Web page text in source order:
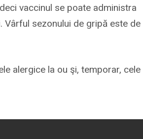
vaccinul se poate administra
Vârful sezonului de gripă este de
alergice la ou şi, temporar, cele